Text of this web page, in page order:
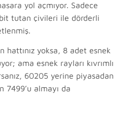
yol açmıyor. Sadece
tutan çivileri ile dörderli
hattınız yoksa, 8 adet esnek
ama esnek rayları kıvrımlı
60205 yerine piyasadan
7499’u almayı da